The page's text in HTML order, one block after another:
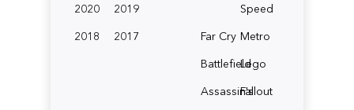
2020
2019
2018
2017
Speed
Far Cry Metro
BattlefieldLego
Assassin'sFallout